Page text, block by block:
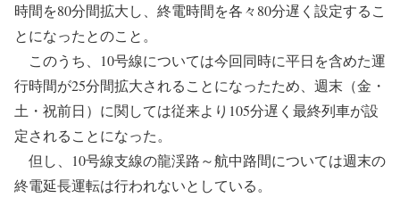
時間を80分間拡大し、終電時間を各々80分遅く設定するこ
とになったとのこと。
このうち、10号線については今回同時に平日を含めた運
行時間が25分間拡大されることになったため、週末（金・
土・祝前日）に関しては従来より105分遅く最終列車が設
定されることになった。
但し、10号線支線の龍渓路～航中路間については週末の
終電延長運転は行われないとしている。